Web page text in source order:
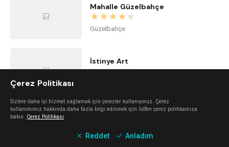
Mahalle Güzelbahçe
Güzelbahçe
İstinye Art
Alaçatı
Çerez Politikası
Sizlere daha iyi hizmet sağlamak için çerezler kullanıyoruz. Çerez
kullanımımız hakkında daha fazla bilgi edinmek için lütfen çerez politikamıza
bakın. Çerez Politikası
Reddet Anladım